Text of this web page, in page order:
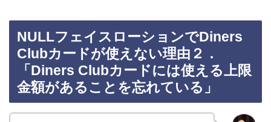
NULLフェイスローションでDiners
Clubカードが使えない理由２．
「Diners Clubカードには使える上限
金額があることを忘れている」